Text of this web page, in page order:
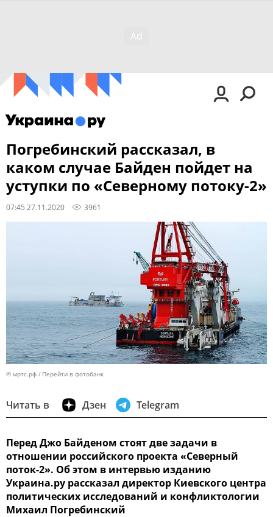
Погребинский рассказал, в
каком случае Байден пойдет на
уступки по «Северному потоку-2»
07:45 27.11.2020 3961
© мртс.рф Перейти в фотобанк
Читать в Дзен Telegram
Перед Джо Байденом стоят две задачи в
отношении российского проекта «Северный
поток-2». Об этом в интервью изданию
Украина.ру рассказал директор Киевского центра
политических исследований и конфликтологии
Михаил Погребинский